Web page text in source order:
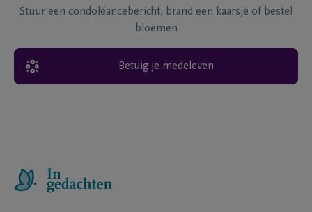
Stuur een condoléancebericht, brand een kaarsje of bestel
bloemen
Betuig je medeleven